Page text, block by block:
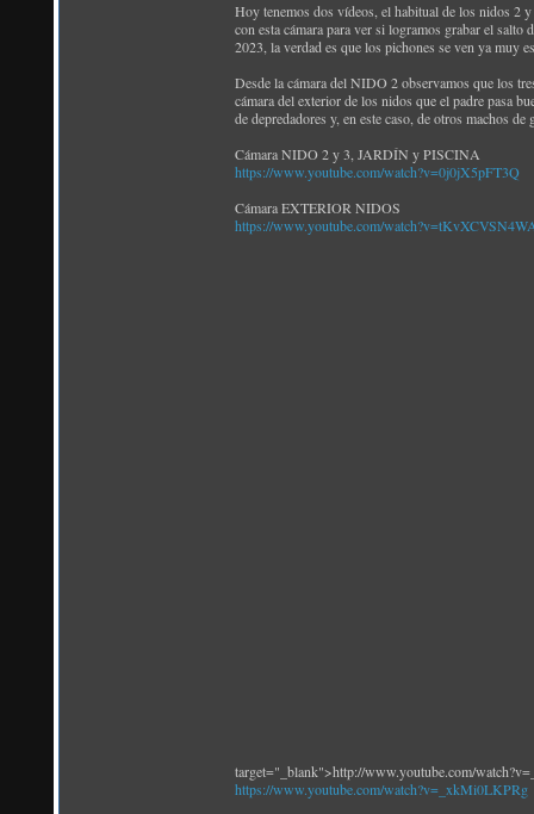
Hoy tenemos dos vídeos, el habitual de los nidos 2
con esta cámara para ver si logramos grabar el
2023, la verdad es que los pichones se ven ya muy
Desde la cámara del NIDO 2 observamos que los
cámara del exterior de los nidos que el padre pasa
de depredadores y, en este caso, de otros machos
Cámara NIDO 2 y 3, JARDÍN y PISCINA
https://www.youtube.com/watch?v=0j0jX5pFT3Q
Cámara EXTERIOR NIDOS
https://www.youtube.com/
target="_blank">http://www.youtube.com/
https://www.youtube.com/watch?v=_xkMi0LKPRg